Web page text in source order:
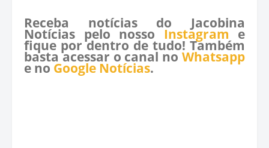
Receba notícias do Jacobina
Notícias pelo nosso Instagram e
fique por dentro de tudo! Também
basta acessar o canal no Whatsapp
e no Google Notícias.